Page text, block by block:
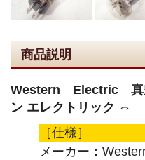
商品説明
Western Electric 真
ン エレクトリック ⇔
［仕様］
メーカー：